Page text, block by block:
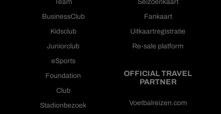
Team
BusinessClub
Kidsclub
Juniorclub
eSports
Foundation
Club
Stadionbezoek
Seizoenkaart
Fankaart
Uitkaartregistratie
Re-sale platform
OFFICIAL TRAVEL
PARTNER
Voetbalreizen.com